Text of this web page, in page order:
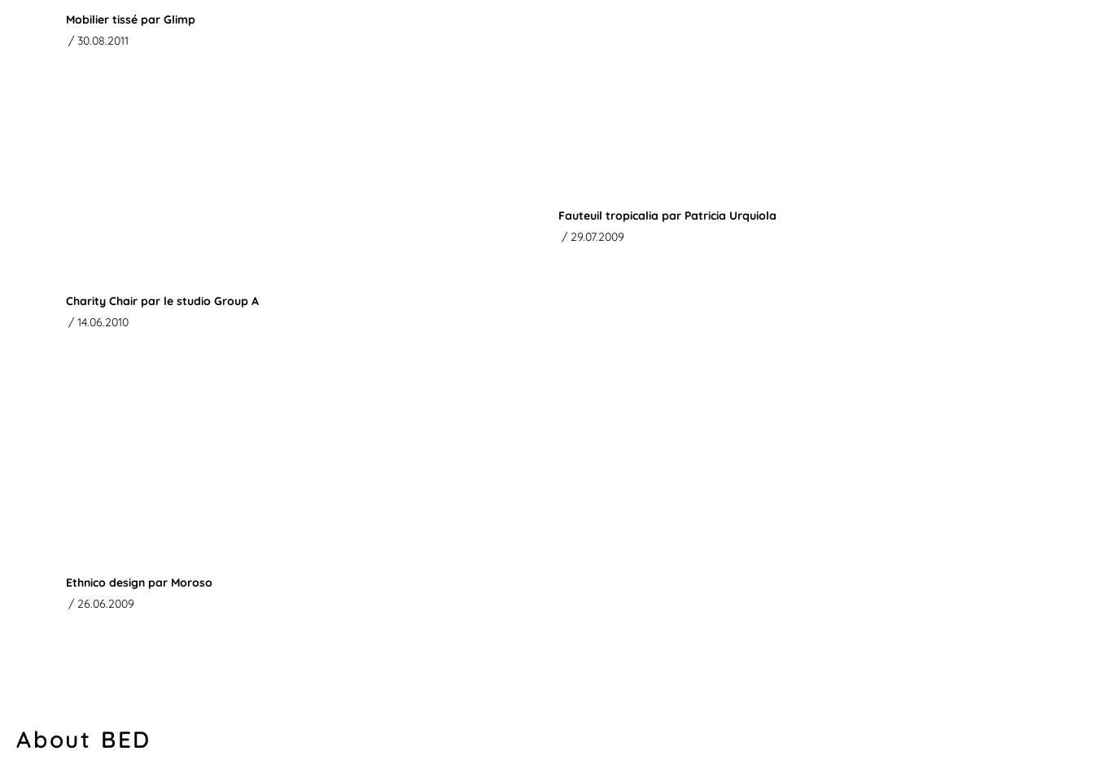
Mobilier tissé par Glimp
/ 30.08.2011
Charity Chair par le studio Group A
/ 14.06.2010
Fauteuil tropicalia par Patricia Urquiola
/ 29.07.2009
Ethnico design par Moroso
/ 26.06.2009
About BED